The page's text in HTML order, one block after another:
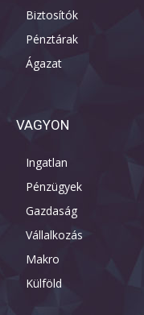
Biztosítók
Pénztárak
Ágazat
VAGYON
Ingatlan
Pénzügyek
Gazdaság
Vállalkozás
Makro
Külföld